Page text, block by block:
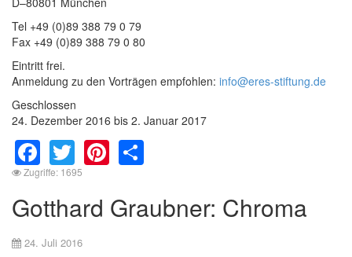
Tel +49 (0)89 388 79 0 79
Fax +49 (0)89 388 79 0 80
Eintritt frei.
Anmeldung zu den Vorträgen empfohlen: info@eres-stiftung.de
Geschlossen
24. Dezember 2016 bis 2. Januar 2017
Facebook
TwitterPinterest
Zugriffe: 1695
Gotthard Graubner: Chroma
24. Juli 2016